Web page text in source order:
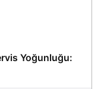
Yoğunluğu: